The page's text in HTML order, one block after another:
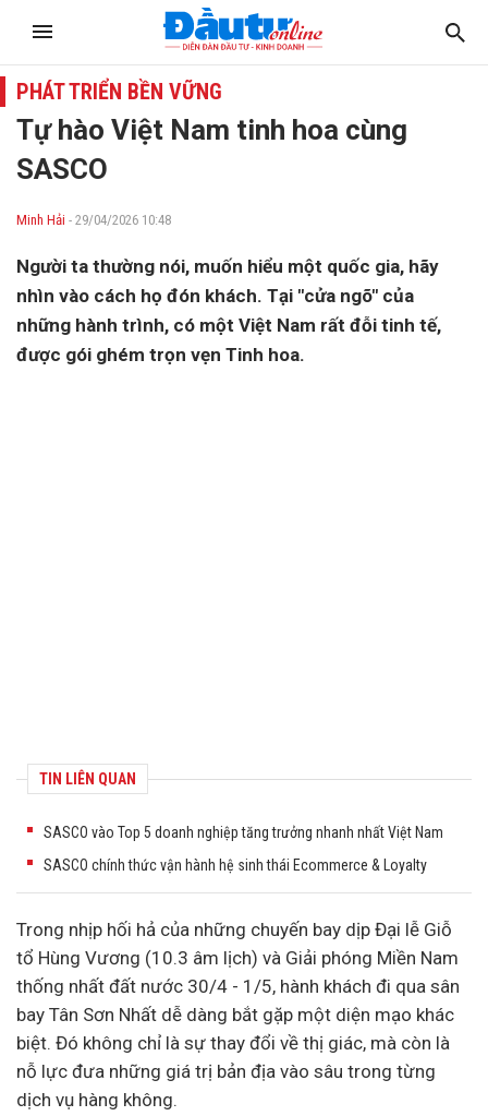
PHÁT TRIỂN BỀN VỮNG
Tự hào Việt Nam tinh hoa cùng
SASCO
Minh Hải - 29/04/2026 10:48
Người ta thường nói, muốn hiểu một quốc gia, hãy
nhìn vào cách họ đón khách. Tại "cửa ngõ" của
những hành trình, có một Việt Nam rất đỗi tinh tế,
được gói ghém trọn vẹn Tinh hoa.
TIN LIÊN QUAN
SASCO vào Top 5 doanh nghiệp tăng trưởng nhanh nhất Việt Nam
SASCO chính thức vận hành hệ sinh thái Ecommerce & Loyalty
Trong nhịp hối hả của những chuyến bay dịp Đại lễ Giỗ
tổ Hùng Vương (10.3 âm lịch) và Giải phóng Miền Nam
thống nhất đất nước 30/4 - 1/5, hành khách đi qua sân
bay Tân Sơn Nhất dễ dàng bắt gặp một diện mạo khác
biệt. Đó không chỉ là sự thay đổi về thị giác, mà còn là
nỗ lực đưa những giá trị bản địa vào sâu trong từng
dịch vụ hàng không.